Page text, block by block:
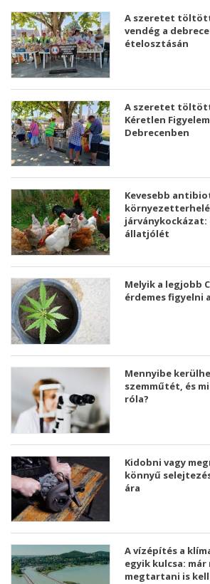
A szeretet töltött
vendég a
ételosztásán
A szeretet
Kéretlen
Debrecenben
Kevesebb
állatjólét
Melyik a legjobb
érdemes figyelni
Mennyibe
szemműtét, és
róla?
Kidobni vagy
könnyű
ára
A vízépítés a
egyik kulcsa:
megtartani is kell